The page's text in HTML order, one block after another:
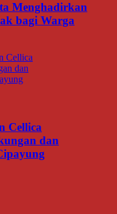
Menghadirkan
bagi Warga
Cellica
dan